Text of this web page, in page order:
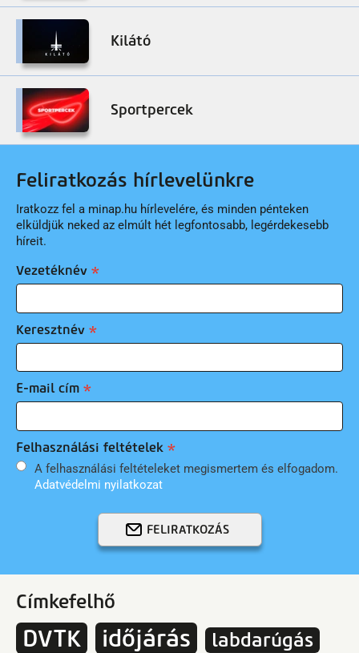
Kilátó
Sportpercek
Feliratkozás hírlevelünkre
Iratkozz fel a minap.hu hírlevelére, és minden pénteken
elküldjük neked az elmúlt hét legfontosabb, legérdekesebb
híreit.
Vezetéknév
Keresztnév
E-mail cím
Felhasználási feltételek
A felhasználási feltételeket megismertem és elfogadom.
Adatvédelmi nyilatkozat
FELIRATKOZÁS
Címkefelhő
DVTK időjárás
labdarúgás